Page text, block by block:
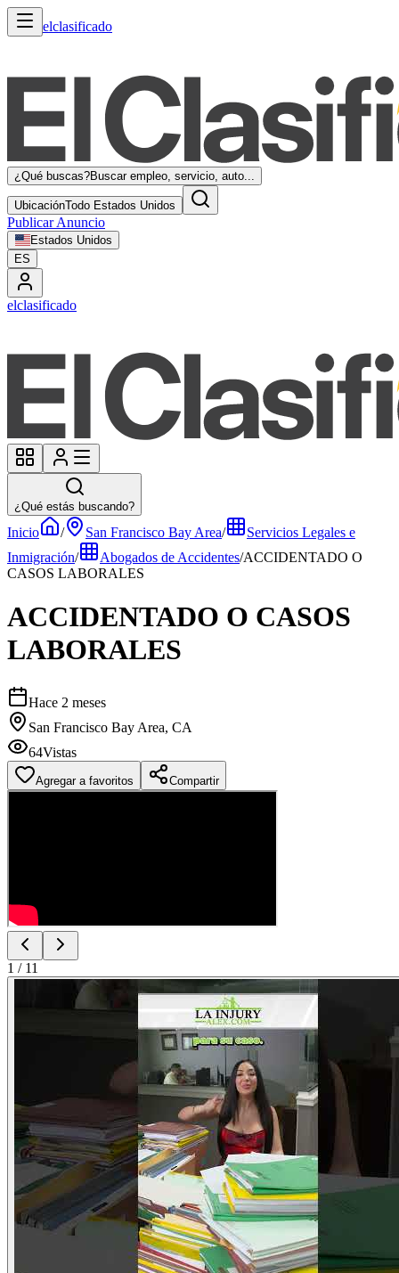
elclasificado
¿Qué buscas?Buscar empleo, servicio, auto...
UbicaciónTodo Estados Unidos
Publicar Anuncio
Estados Unidos
ES
elclasificado
¿Qué estás buscando?
Inicio / San Francisco Bay Area/
Servicios Legales e
Inmigración/ Abogados de Accidentes/ACCIDENTADO O
CASOS LABORALES
ACCIDENTADO O CASOS
LABORALES
Hace 2 meses
San Francisco Bay Area, CA
64Vistas
Agregar a favoritos Compartir
1 / 11